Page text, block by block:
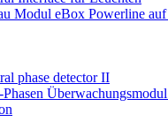
Modul eBox Powerline
phase detector II